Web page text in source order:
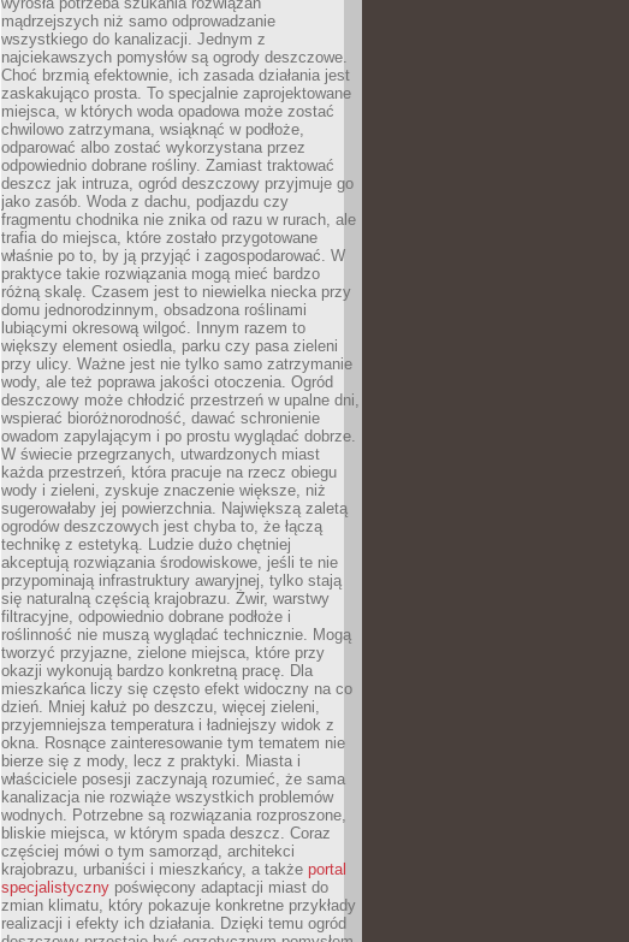
mądrzejszych niż samo odprowadzanie
wszystkiego do kanalizacji. Jednym z
najciekawszych pomysłów są ogrody deszczowe.
Choć brzmią efektownie, ich zasada działania jest
zaskakująco prosta. To specjalnie zaprojektowane
miejsca, w których woda opadowa może zostać
chwilowo zatrzymana, wsiąknąć w podłoże,
odparować albo zostać wykorzystana przez
odpowiednio dobrane rośliny. Zamiast traktować
deszcz jak intruza, ogród deszczowy przyjmuje go
jako zasób. Woda z dachu, podjazdu czy
fragmentu chodnika nie znika od razu w rurach, ale
trafia do miejsca, które zostało przygotowane
właśnie po to, by ją przyjąć i zagospodarować. W
praktyce takie rozwiązania mogą mieć bardzo
różną skalę. Czasem jest to niewielka niecka przy
domu jednorodzinnym, obsadzona roślinami
lubiącymi okresową wilgoć. Innym razem to
większy element osiedla, parku czy pasa zieleni
przy ulicy. Ważne jest nie tylko samo zatrzymanie
wody, ale też poprawa jakości otoczenia. Ogród
deszczowy może chłodzić przestrzeń w upalne dni,
wspierać bioróżnorodność, dawać schronienie
owadom zapylającym i po prostu wyglądać dobrze.
W świecie przegrzanych, utwardzonych miast
każda przestrzeń, która pracuje na rzecz obiegu
wody i zieleni, zyskuje znaczenie większe, niż
sugerowałaby jej powierzchnia. Największą zaletą
ogrodów deszczowych jest chyba to, że łączą
technikę z estetyką. Ludzie dużo chętniej
akceptują rozwiązania środowiskowe, jeśli te nie
przypominają infrastruktury awaryjnej, tylko stają
się naturalną częścią krajobrazu. Żwir, warstwy
filtracyjne, odpowiednio dobrane podłoże i
roślinność nie muszą wyglądać technicznie. Mogą
tworzyć przyjazne, zielone miejsca, które przy
okazji wykonują bardzo konkretną pracę. Dla
mieszkańca liczy się często efekt widoczny na co
dzień. Mniej kałuż po deszczu, więcej zieleni,
przyjemniejsza temperatura i ładniejszy widok z
okna. Rosnące zainteresowanie tym tematem nie
bierze się z mody, lecz z praktyki. Miasta i
właściciele posesji zaczynają rozumieć, że sama
kanalizacja nie rozwiąże wszystkich problemów
wodnych. Potrzebne są rozwiązania rozproszone,
bliskie miejsca, w którym spada deszcz. Coraz
częściej mówi o tym samorząd, architekci
krajobrazu, urbaniści i mieszkańcy, a także portal
specjalistyczny poświęcony adaptacji miast do
zmian klimatu, który pokazuje konkretne przykłady
realizacji i efekty ich działania. Dzięki temu ogród